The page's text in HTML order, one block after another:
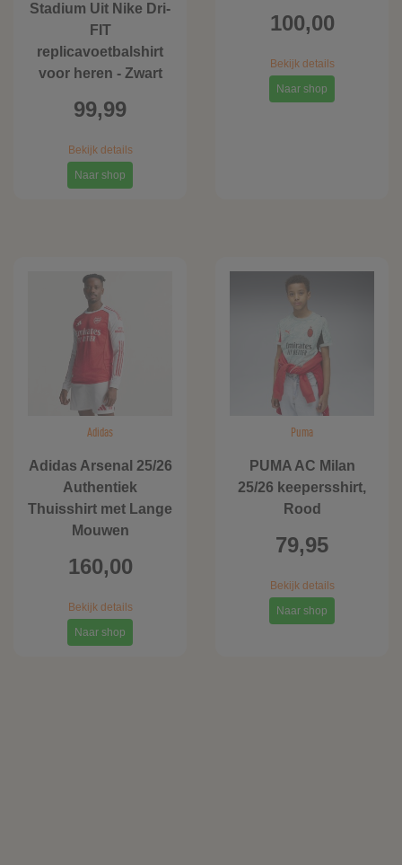
Stadium Uit Nike Dri-
FIT
replicavoetbalshirt
voor heren - Zwart
99,99
Bekijk details
Naar shop
100,00
Bekijk details
Naar shop
Adidas
Adidas Arsenal 25/26
Authentiek
Thuisshirt met Lange
Mouwen
160,00
Bekijk details
Naar shop
Puma
PUMA AC Milan
25/26 keepersshirt,
Rood
79,95
Bekijk details
Naar shop